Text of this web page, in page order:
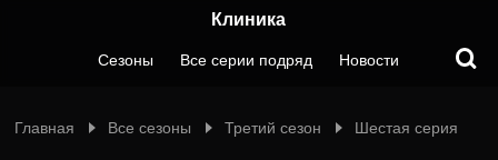
Клиника
Сезоны Все серии подряд Новости
Главная Все сезоны Третий сезон Шестая серия